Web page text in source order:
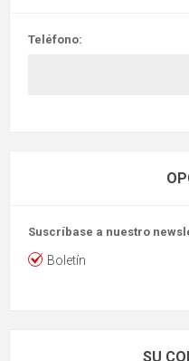
Teléfono:
Suscríbase a nuestro
Boletín
SU